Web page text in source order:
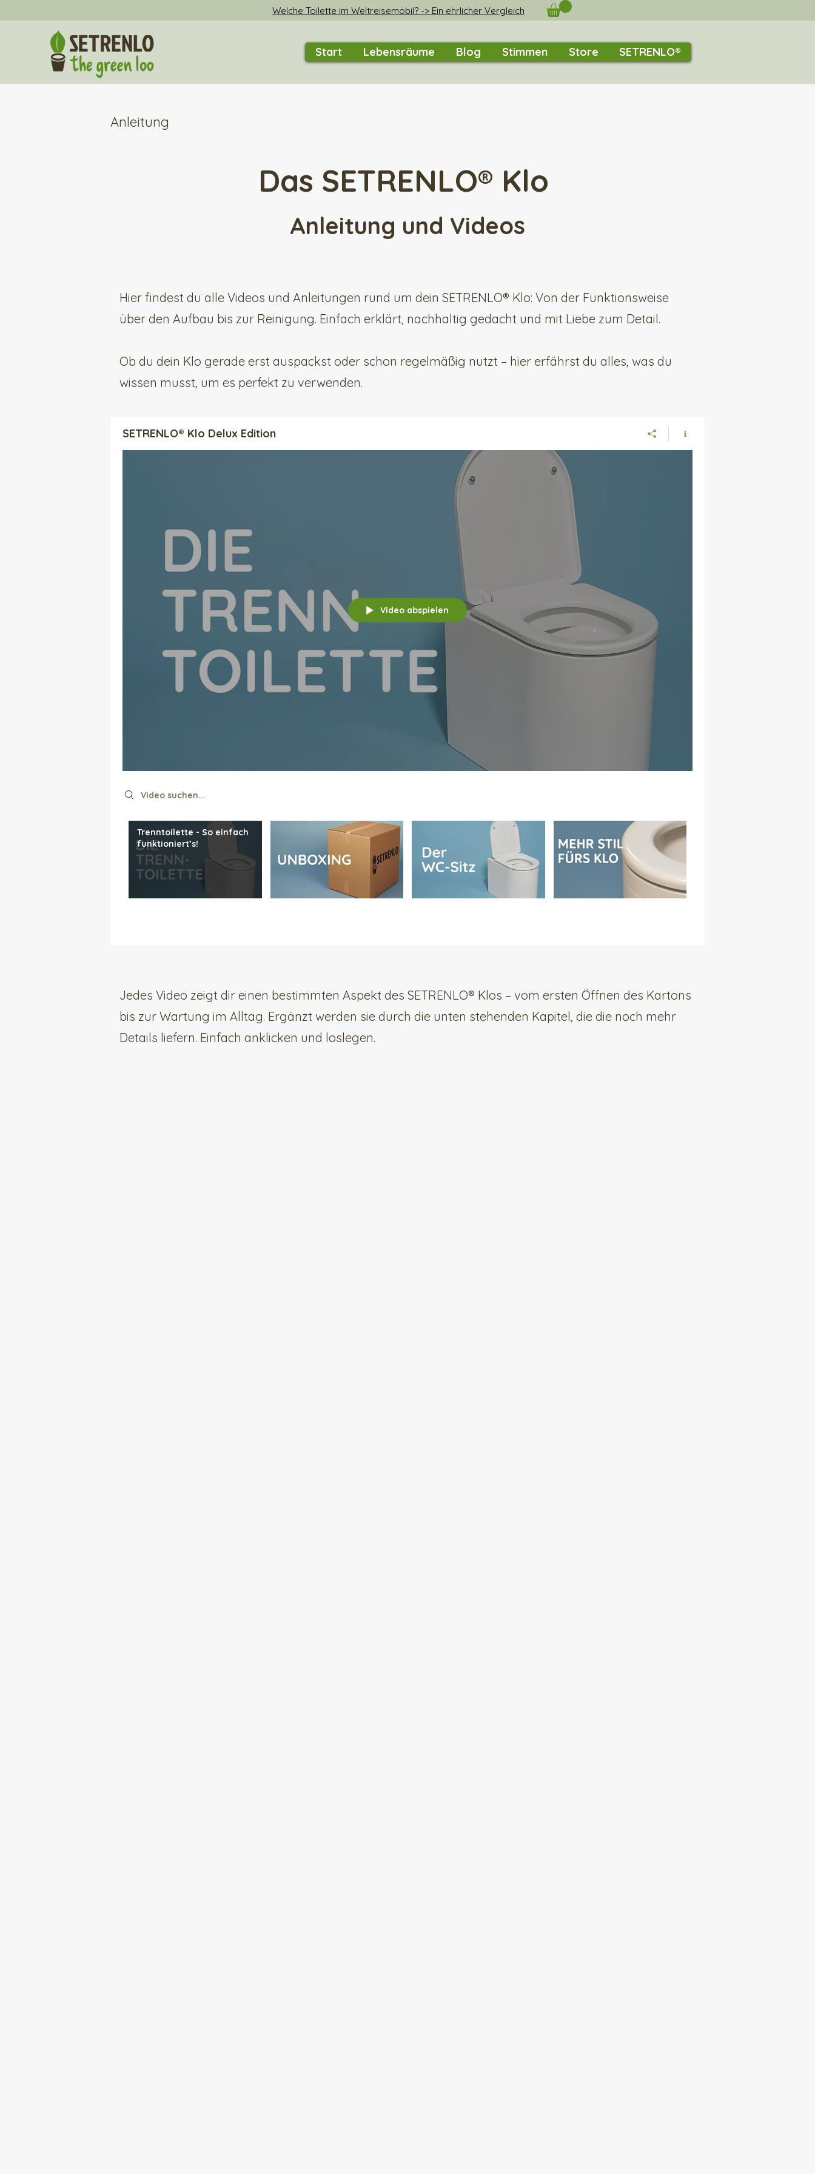
Welche Toilette im Weltreisemobil? -> Ein ehrlicher Vergleich
Start Lebensräume Blog Stimmen Store SETRENLO®
Anleitung
Das SETRENLO® Klo
Anleitung und Videos
Hier findest du alle Videos und Anleitungen rund um dein SETRENLO® Klo: Von der Funktionsweise
über den Aufbau bis zur Reinigung. Einfach erklärt, nachhaltig gedacht und mit Liebe zum Detail.
Ob du dein Klo gerade erst auspackst oder schon regelmäßig nutzt – hier erfährst du alles, was du
wissen musst, um es perfekt zu verwenden.
SETRENLO® Klo Delux Edition
Video abspielen
Search videos
Trenntoilette - So einfach
funktioniert’s!
Jedes Video zeigt dir einen bestimmten Aspekt des SETRENLO® Klos – vom ersten Öffnen des Kartons
bis zur Wartung im Alltag. Ergänzt werden sie durch die unten stehenden Kapitel, die die noch mehr
Details liefern. Einfach anklicken und loslegen.